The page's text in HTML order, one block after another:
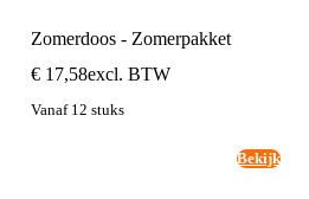
Zomerdoos - Zomerpakket
€ 17,58excl. BTW
Vanaf 12 stuks
Bekijk